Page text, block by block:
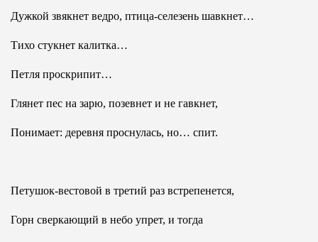
Дужкой звякнет ведро, птица-селезень шавкнет…
Тихо стукнет калитка…
Петля проскрипит…
Глянет пес на зарю, позевнет и не гавкнет,
Понимает: деревня проснулась, но… спит.
Петушок-вестовой в третий раз встрепенется,
Горн сверкающий в небо упрет, и тогда